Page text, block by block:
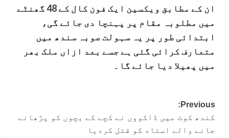
ان کے مطابق ویکسین ایک فون کال کے 48 گھنٹے
میں مطلوبہ مقام پر پہنچا دی جائے گی،
ابتدائی طور پر یہ سہولت صوبہ سندھ میں
متعارف کرائی گئی ہے جسے بعد ازاں ملک بھر
میں پھیلا دیا جائے گا۔
Post
navigation
Previous:
کندھ کوٹ میں ڈاکووں نے کچے کے بچوں کو پڑھانے
جانے والے استاد کو قتل کردیا